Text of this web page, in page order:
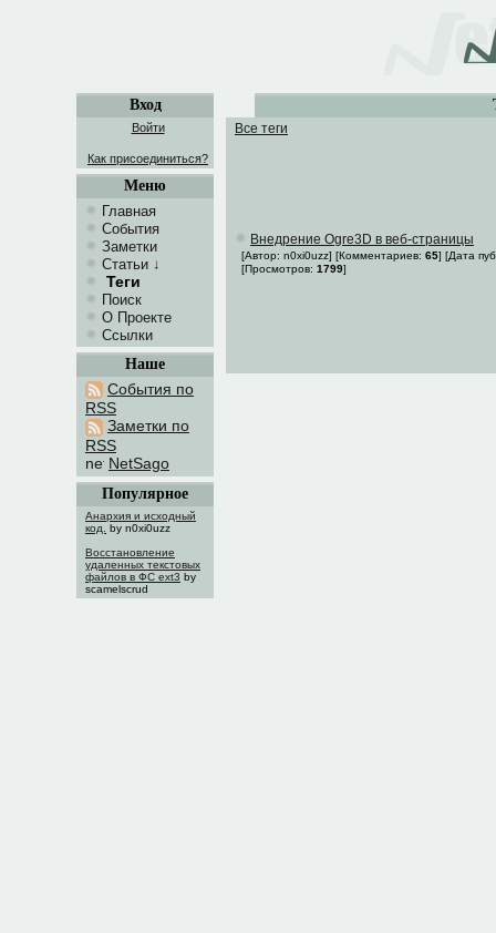
Вход
Войти
Как присоединиться?
Меню
Главная
События
Заметки
Статьи ↓
Теги
Поиск
О Проекте
Ссылки
Наше
События по
RSS
Заметки по
RSS
NetSago
Популярное
Анархия и исходный
код.
by n0xi0uzz
Восстановление
удаленных текстовых
файлов в ФС ext3 by
scamelscrud
Все теги
Внедрение Ogre3D в веб-страницы
[Автор: n0xi0uzz] [Комментариев: 65] [Дата
[Просмотров: 1799]